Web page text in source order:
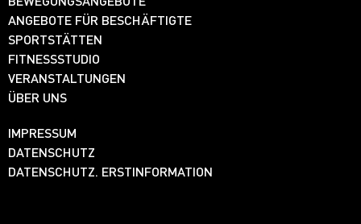
ANGEBOTE FÜR BESCHÄFTIGTE
SPORTSTÄTTEN
FITNESSSTUDIO
VERANSTALTUNGEN
ÜBER UNS
IMPRESSUM
DATENSCHUTZ
DATENSCHUTZ. ERSTINFORMATION